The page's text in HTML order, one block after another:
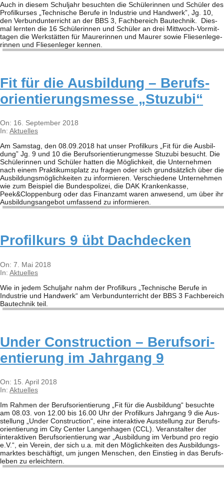
Auch in die­sem Schul­jahr besuch­ten die Schü­le­rin­nen und Schü­ler des
Pro­fil­kur­ses „Tech­ni­sche Berufe in Indus­trie und Hand­werk”, Jg. 10,
den Ver­bund­un­ter­richt an der BBS 3, Fach­be­reich Bau­tech­nik. Dies­
mal lern­ten die 16 Schü­le­rin­nen und Schü­ler an drei Mit­t­­woch-Vor­­­mi­t­­
ta­­gen die Werk­stät­ten für Mau­re­rin­nen und Mau­rer sowie Flie­sen­le­ge­
rin­nen und Flie­sen­le­ger ken­nen.
Fit für die Aus­bil­dung – Berufs­
ori­en­tie­rungs­messe „Stu­zubi“
2018-
09-
On: 16. September 2018
In: Aktuelles
Am Sams­tag, den 08.09.2018 hat unser Pro­fil­kurs „Fit für die Aus­bil­
dung” Jg. 9 und 10 die Berufs­ori­en­tie­rung­messe Stu­zubi besucht. Die
Schü­le­rin­nen und Schü­ler hat­ten die Mög­lich­keit, die Unter­neh­men
nach einem Prak­ti­kums­platz zu fra­gen oder sich grund­sätz­lich über die
Aus­bil­dungs­mög­lich­kei­ten zu infor­mie­ren. Ver­schie­dene Unter­neh­men
wie zum Bei­spiel die Bun­des­po­li­zei, die DAK Kran­ken­kasse,
Peek&Cloppenburg oder das Finanz­amt waren anwe­send, um über ihr
Aus­bil­dungs­an­ge­bot umfas­send zu infor­mie­ren.
Pro­fil­kurs 9 übt Dachdecken
2018-
05-
On: 7. Mai 2018
In: Aktuelles
Wie in jedem Schul­jahr nahm der Pro­fil­kurs „Tech­ni­sche Berufe in
Indus­trie und Hand­werk“ am Ver­bund­un­ter­richt der BBS 3 Fach­be­reich
Bau­tech­nik teil.
Under Con­s­truc­tion – Berufs­ori­
en­tie­rung im Jahr­gang 9
2018-
04-
On: 15. April 2018
In: Aktuelles
Im Rah­men der Berufs­ori­en­tie­rung „Fit für die Aus­bil­dung“ besuchte
am 08.03. von 12.00 bis 16.00 Uhr der Pro­fil­kurs Jahr­gang 9 die Aus­
stel­lung „Under Con­s­truc­tion“, eine inter­ak­tive Aus­stel­lung zur Berufs­
ori­en­tie­rung im City Cen­ter Lan­gen­ha­gen (CCL). Ver­an­stal­ter der
inter­ak­ti­ven Berufs­ori­en­tie­rung war „Aus­bil­dung im Ver­bund pro regio
e.V.“, ein Ver­ein, der sich u.a. mit den Mög­lich­kei­ten des Aus­bil­dungs­
mark­tes beschäf­tigt, um jun­gen Men­schen, den Ein­stieg in das Berufs­
le­ben zu erleich­tern.